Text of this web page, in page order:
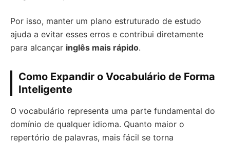
Por isso, manter um plano estruturado de estudo
ajuda a evitar esses erros e contribui diretamente
para alcançar inglês mais rápido.
Como Expandir o Vocabulário de Forma
Inteligente
O vocabulário representa uma parte fundamental do
domínio de qualquer idioma. Quanto maior o
repertório de palavras, mais fácil se torna